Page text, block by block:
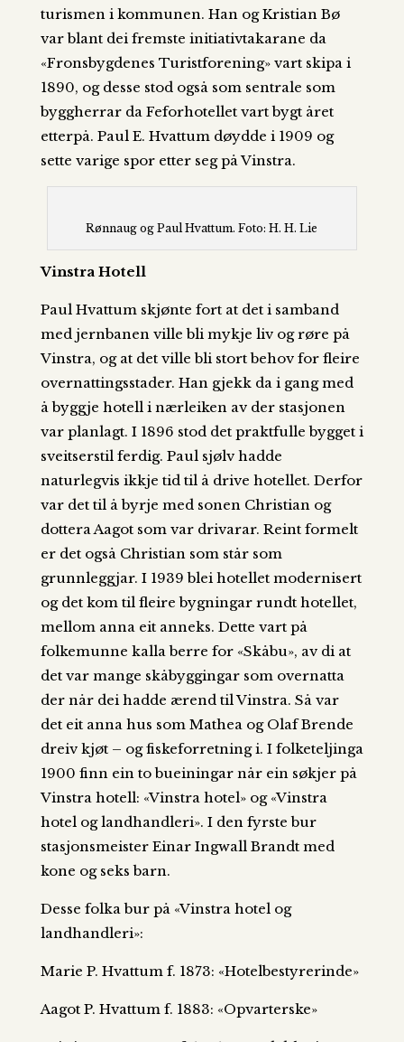
turismen i kommunen. Han og Kristian Bø
var blant dei fremste initiativtakarane da
«Fronsbygdenes Turistforening» vart skipa i
1890, og desse stod også som sentrale som
byggherrar da Feforhotellet vart bygt året
etterpå. Paul E. Hvattum døydde i 1909 og
sette varige spor etter seg på Vinstra.
Rønnaug og Paul Hvattum. Foto: H. H. Lie
Vinstra Hotell
Paul Hvattum skjønte fort at det i samband
med jernbanen ville bli mykje liv og røre på
Vinstra, og at det ville bli stort behov for fleire
overnattingsstader. Han gjekk da i gang med
å byggje hotell i nærleiken av der stasjonen
var planlagt. I 1896 stod det praktfulle bygget i
sveitserstil ferdig. Paul sjølv hadde
naturlegvis ikkje tid til å drive hotellet. Derfor
var det til å byrje med sonen Christian og
dottera Aagot som var drivarar. Reint formelt
er det også Christian som står som
grunnleggjar. I 1939 blei hotellet modernisert
og det kom til fleire bygningar rundt hotellet,
mellom anna eit anneks. Dette vart på
folkemunne kalla berre for «Skåbu», av di at
det var mange skåbyggingar som overnatta
der når dei hadde ærend til Vinstra. Så var
det eit anna hus som Mathea og Olaf Brende
dreiv kjøt – og fiskeforretning i. I folketeljinga
1900 finn ein to bueiningar når ein søkjer på
Vinstra hotell: «Vinstra hotel» og «Vinstra
hotel og landhandleri». I den fyrste bur
stasjonsmeister Einar Ingwall Brandt med
kone og seks barn.
Desse folka bur på «Vinstra hotel og
landhandleri»:
Marie P. Hvattum f. 1873: «Hotelbestyrerinde»
Aagot P. Hvattum f. 1883: «Opvarterske»